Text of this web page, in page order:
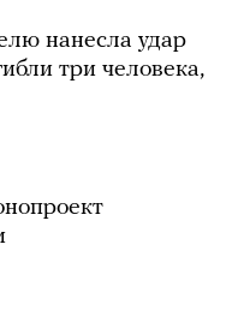
нанесла удар
три человека,